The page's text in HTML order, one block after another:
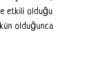
etkili olduğu
olduğunca